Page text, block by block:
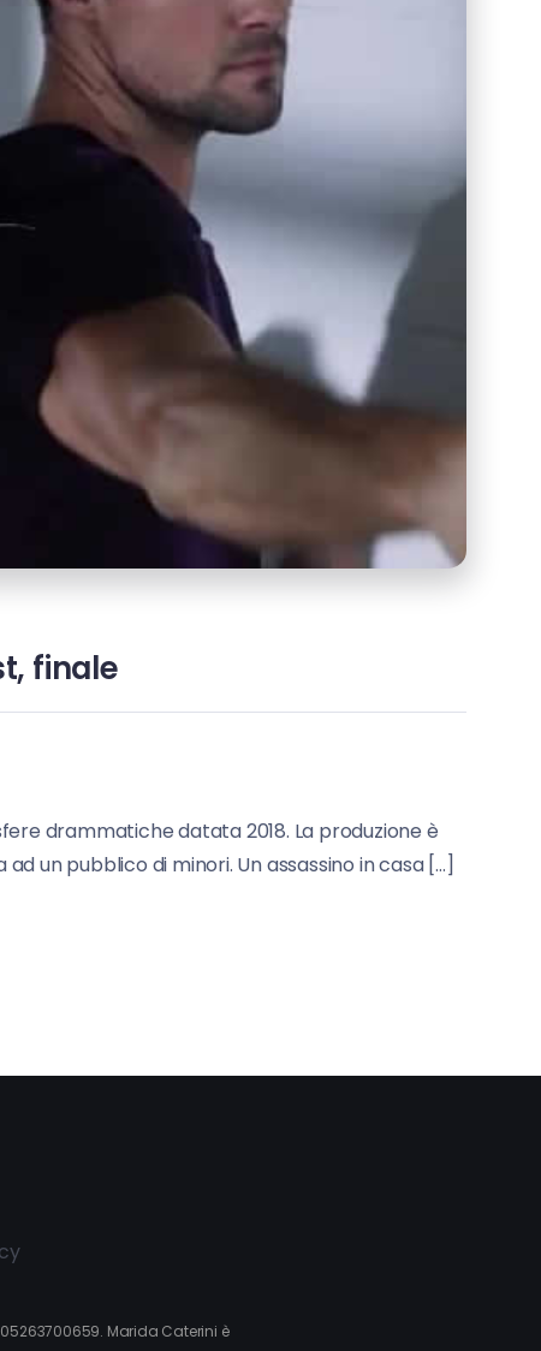
finale
drammatiche datata 2018. La produzione è
un pubblico di minori. Un assassino in casa […]
Marida Caterini è